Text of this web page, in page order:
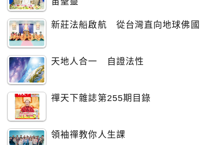
新莊法船啟航 從台灣直向地球佛國
天地人合一 自證法性
禪天下雜誌第255期目錄
領袖禪教你人生課